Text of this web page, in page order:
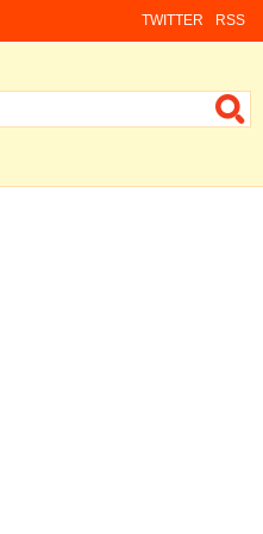
RSS
TWITTER